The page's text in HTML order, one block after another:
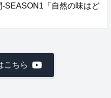
「自然の味はど
こちら